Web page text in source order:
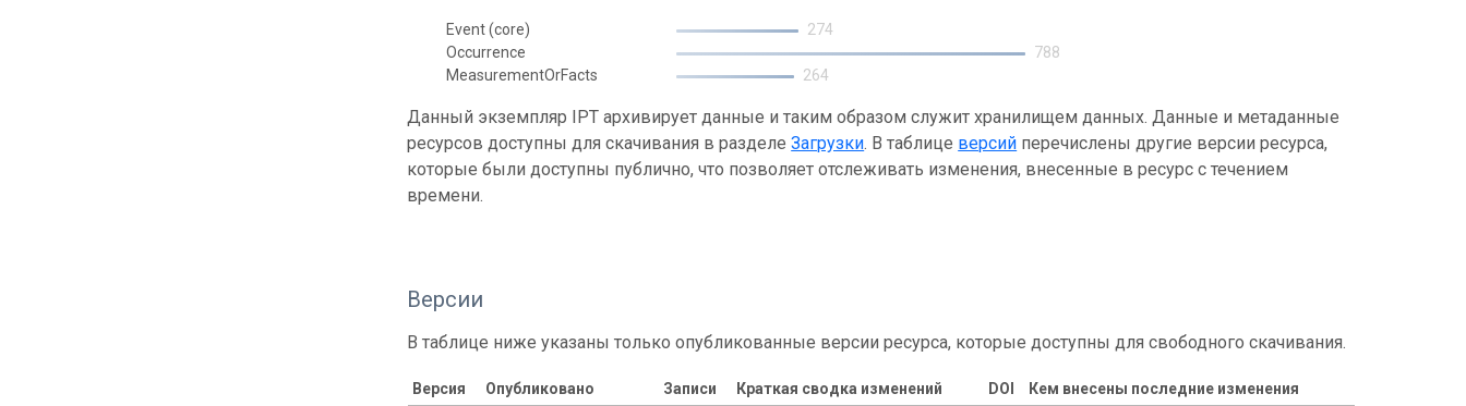
Event (core)
274
Occurrence
788
MeasurementOrFacts
264
Данный экземпляр IPT архивирует данные и таким образом служит хранилищем данных. Данные и метаданные
ресурсов доступны для скачивания в разделеЗагрузки. В таблице версий перечислены другие версии ресурса,
которые были доступны публично, что позволяет отслеживать изменения, внесенные в ресурс с течением
времени.
Версии
В таблице ниже указаны только опубликованные версии ресурса, которые доступны для свободного скачивания.
Версия Опубликовано Записи Краткая сводка изменений DOI
Кем внесены последние изменения